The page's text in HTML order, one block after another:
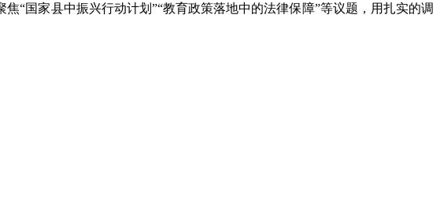
“国家县中振兴行动计划”“教育政策落地中的法律保障”等议题，用扎实的调